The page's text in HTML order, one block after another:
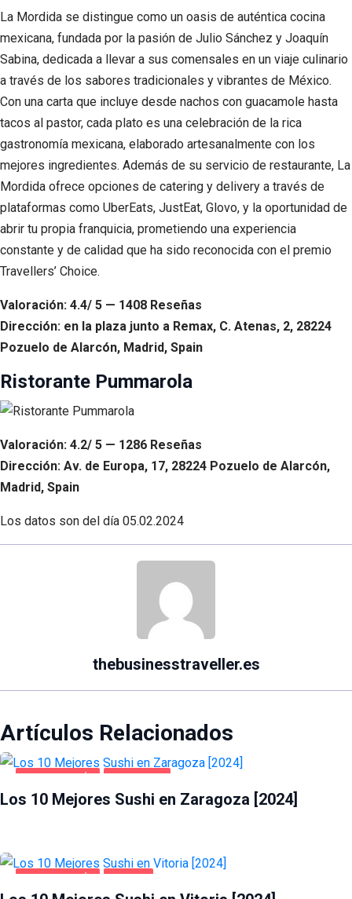
La Mordida se distingue como un oasis de auténtica cocina
mexicana, fundada por la pasión de Julio Sánchez y Joaquín
Sabina, dedicada a llevar a sus comensales en un viaje culinario
a través de los sabores tradicionales y vibrantes de México.
Con una carta que incluye desde nachos con guacamole hasta
tacos al pastor, cada plato es una celebración de la rica
gastronomía mexicana, elaborado artesanalmente con los
mejores ingredientes. Además de su servicio de restaurante, La
Mordida ofrece opciones de catering y delivery a través de
plataformas como UberEats, JustEat, Glovo, y la oportunidad de
abrir tu propia franquicia, prometiendo una experiencia
constante y de calidad que ha sido reconocida con el premio
Travellers’ Choice.
Valoración: 4.4/ 5 — 1408 Reseñas
Dirección: en la plaza junto a Remax, C. Atenas, 2, 28224
Pozuelo de Alarcón, Madrid, Spain
Ristorante Pummarola
Valoración: 4.2/ 5 — 1286 Reseñas
Dirección: Av. de Europa, 17, 28224 Pozuelo de Alarcón,
Madrid, Spain
Los datos son del día 05.02.2024
thebusinesstraveller.es
Artículos Relacionados
GASTRONOMÍA ZARAGOZA
Los 10 Mejores Sushi en Zaragoza [2024]
GASTRONOMÍA VITORIA